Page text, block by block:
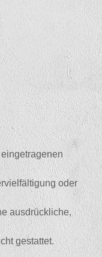
oder
ausdrückliche,
gestattet.